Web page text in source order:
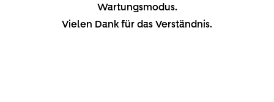
Wartungsmodus.
Vielen Dank für das Verständnis.